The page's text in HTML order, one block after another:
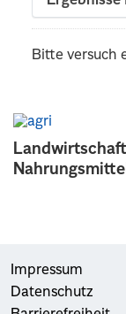
Bitte versuch
Impressum
Datenschutz